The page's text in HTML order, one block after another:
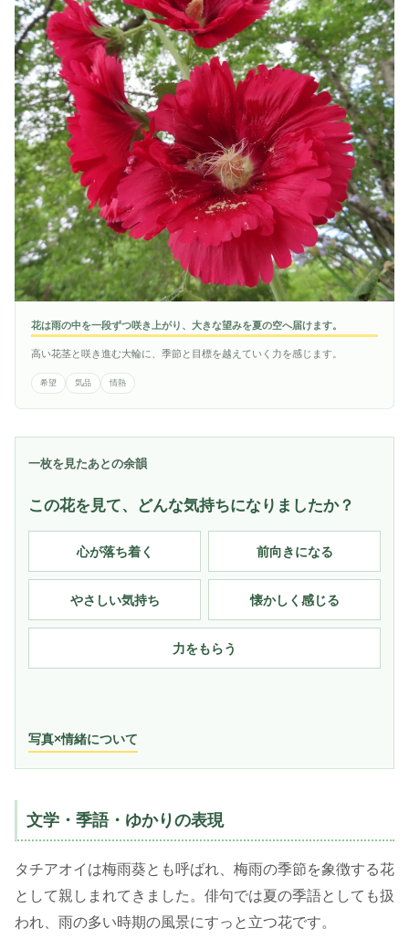
花は雨の中を一段ずつ咲き上がり、大きな望みを夏の空へ届けます。
高い花茎と咲き進む大輪に、季節と目標を越えていく力を感じます。
希望 気品 情熱
一枚を見たあとの余韻
この花を見て、どんな気持ちになりましたか？
心が落ち着く 前向きになる
やさしい気持ち 懐かしく感じる
力をもらう
写真×情緒について
文学・季語・ゆかりの表現
タチアオイは梅雨葵とも呼ばれ、梅雨の季節を象徴する花
として親しまれてきました。俳句では夏の季語としても扱
われ、雨の多い時期の風景にすっと立つ花です。